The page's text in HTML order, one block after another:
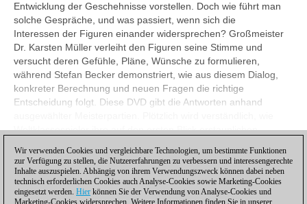
Entwicklung der Geschehnisse vorstellen. Doch wie führt man
solche Gespräche, und was passiert, wenn sich die
Interessen der Figuren einander widersprechen? Großmeister
Dr. Karsten Müller verleiht den Figuren seine Stimme und
versucht deren Gefühle, Pläne, Wünsche zu formulieren,
während Stefan Becker demonstriert, wie aus diesem Dialog,
konkreter Berechnung und neuen Fragen die richtige
Entscheidung folgt. Diese DVD gibt die Antworten anhand
Weltklassespieler ihre auf den ersten Blick erstaunlichen
Ansehen
Wir verwenden Cookies und vergleichbare Technologien, um bestimmte Funktionen
zur Verfügung zu stellen, die Nutzererfahrungen zu verbessern und interessengerechte
Inhalte auszuspielen. Abhängig von ihrem Verwendungszweck können dabei neben
technisch erforderlichen Cookies auch Analyse-Cookies sowie Marketing-Cookies
eingesetzt werden. Hier können Sie der Verwendung von Analyse-Cookies und
Marketing-Cookies widersprechen. Weitere Informationen finden Sie in unserer